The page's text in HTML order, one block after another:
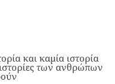
και καμία ιστορία
των ανθρώπων